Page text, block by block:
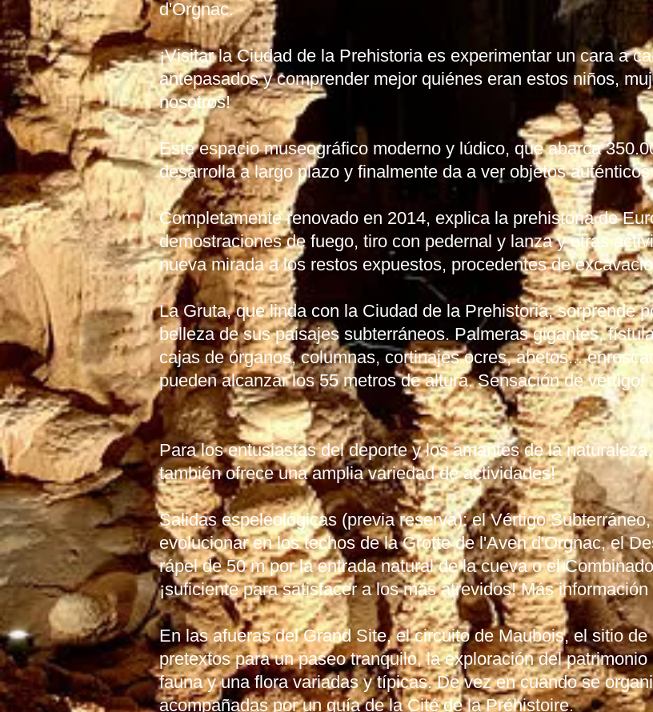
d'Orgnac.
¡Visitar la Ciudad de la Prehistoria es experimentar un cara a
antepasados y comprender mejor quiénes eran estos niños,
nosotros!
Este espacio museográfico moderno y lúdico, que abarca
desarrolla a largo plazo y finalmente da a ver objetos
Completamente renovado en 2014, explica la prehistoria de
demostraciones de fuego, tiro con pedernal y lanza y otras
nueva mirada a los restos expuestos, procedentes de
La Gruta, que linda con la Ciudad de la Prehistoria, sorprende
belleza de sus paisajes subterráneos. Palmeras gigantes,
cajas de órganos, columnas, cortinajes ocres, abetos...
pueden alcanzar los 55 metros de altura. Sensación de vértigo!
Para los entusiastas del deporte y los amantes de la
también ofrece una amplia variedad de actividades!
Salidas espeleológicas (previa reserva): el Vértigo
evolucionar en los techos de la Grotte de l'Aven d'Orgnac, el
rápel de 50 m por la entrada natural de la cueva o el
¡suficiente para satisfacer a los más atrevidos! Más
En las afueras del Grand Site, el circuito de Maubois, el sitio
pretextos para un paseo tranquilo, la exploración del
fauna y una flora variadas y típicas. De vez en cuando se
acompañadas por un guía de la Cité de la Préhistoire.